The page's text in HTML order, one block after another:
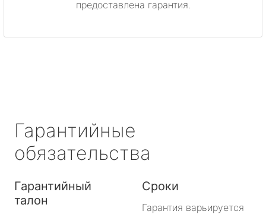
предоставлена гарантия.
Гарантийные
обязательства
Гарантийный
талон
Сроки
Гарантия варьируется